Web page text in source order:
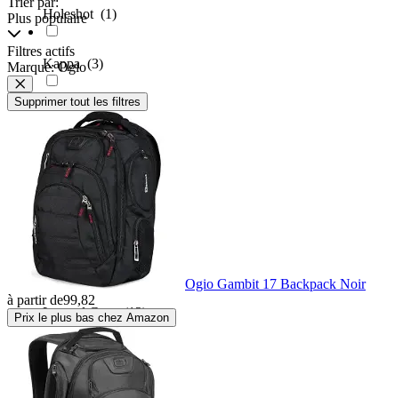
Holeshot (1)
Kappa(3)
Kappa Moto(4)
KLIM (2)
Kriega(33)
(4)
Legend Gear(12)
LS2 (7)
Plus populaire
Filtres actifs
Marque: Ogio
Supprimer tout les filtres
Ogio Gambit 17 Backpack Noir
à partir de99,82
Prix le plus bas chez Amazon